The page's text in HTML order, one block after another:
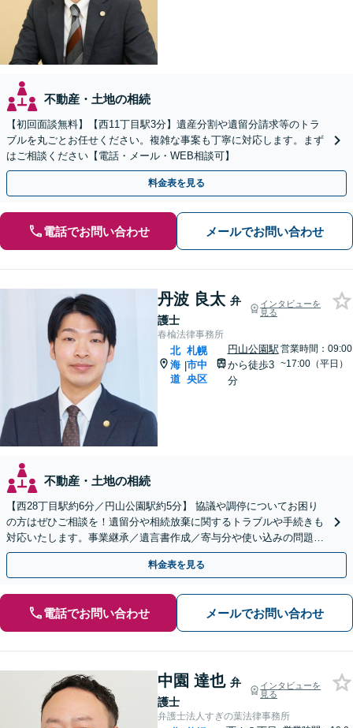
不動産・土地の相続
【初回面談無料】【西11丁目駅3分】遺産分割や遺留分請求等のトラ
ブルを丸ごとお任せください。複雑な事案も丁寧に対応します。まず
はご相談ください【電話・メール・WEB相談可】
料金表を見る
電話でお問い合わせ メールでお問い合わせ
丹波 良太 弁
護士
インタビューを
見る
春楡法律事務所
北
海
道
|
札幌
市中
央区
円山公園駅
から徒歩3
分
営業時間：09:00
~17:00（平日）
不動産・土地の相続
【西28丁目駅約6分／円山公園駅約5分】 協議や調停についてお困り
の方はぜひご相談を！遺留分や相続放棄に関するトラブルや手続きも
対応いたします。事業継承／遺言書作成／寄与分や使い込みの問題／
家族信託の手続き
料金表を見る
電話でお問い合わせ メールでお問い合わせ
中園 達也 弁
護士
インタビューを
見る
弁護士法人すぎの葉法律事務所